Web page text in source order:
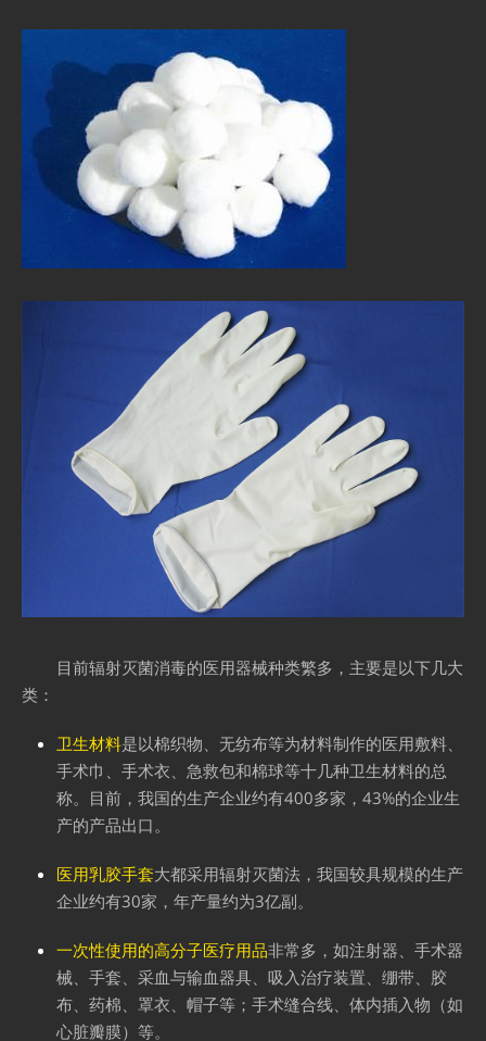
目前辐射灭菌消毒的医用器械种类繁多，主要是以下几大
类：
卫生材料是以棉织物、无纺布等为材料制作的医用敷料、
手术巾、手术衣、急救包和棉球等十几种卫生材料的总
称。目前，我国的生产企业约有400多家，43%的企业生
产的产品出口。
医用乳胶手套大都采用辐射灭菌法，我国较具规模的生产
企业约有30家，年产量约为3亿副。
一次性使用的高分子医疗用品非常多，如注射器、手术器
械、手套、采血与输血器具、吸入治疗装置、绷带、胶
布、药棉、罩衣、帽子等；手术缝合线、体内插入物（如
心脏瓣膜）等。